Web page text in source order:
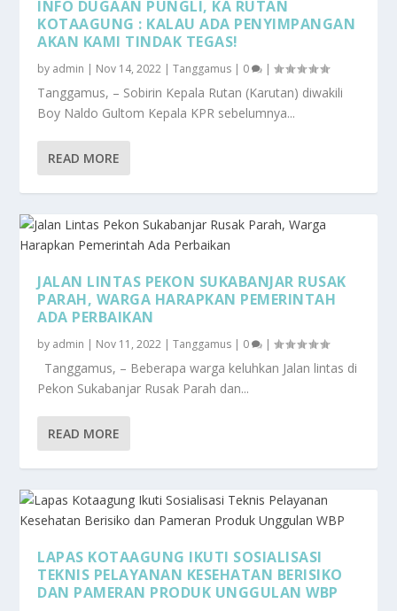
INFO DUGAAN PUNGLI, KA RUTAN
KOTAAGUNG : KALAU ADA PENYIMPANGAN
AKAN KAMI TINDAK TEGAS!
by admin | Nov 14, 2022 |Tanggamus | 0 |
Tanggamus, – Sobirin Kepala Rutan (Karutan) diwakili
Boy Naldo Gultom Kepala KPR sebelumnya...
READ MORE
JALAN LINTAS PEKON SUKABANJAR RUSAK
PARAH, WARGA HARAPKAN PEMERINTAH
ADA PERBAIKAN
by admin | Nov 11, 2022 |Tanggamus | 0 |
Tanggamus, – Beberapa warga keluhkan Jalan lintas di
Pekon Sukabanjar Rusak Parah dan...
READ MORE
LAPAS KOTAAGUNG IKUTI SOSIALISASI
TEKNIS PELAYANAN KESEHATAN BERISIKO
DAN PAMERAN PRODUK UNGGULAN WBP